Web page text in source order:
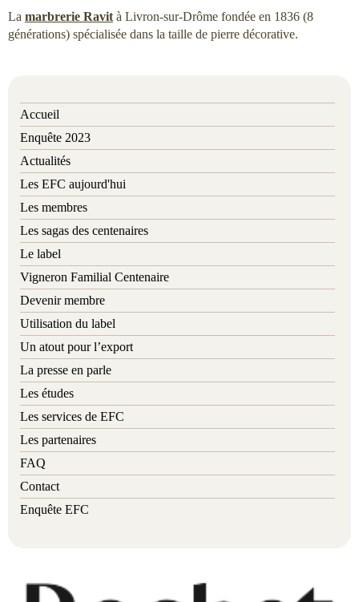
La marbrerie Ravit à Livron-sur-Drôme fondée en 1836 (8
générations) spécialisée dans la taille de pierre décorative.
Accueil
Enquête 2023
Actualités
Les EFC aujourd'hui
Les membres
Les sagas des centenaires
Le label
Vigneron Familial Centenaire
Devenir membre
Utilisation du label
Un atout pour l’export
La presse en parle
Les études
Les services de EFC
Les partenaires
FAQ
Contact
Enquête EFC